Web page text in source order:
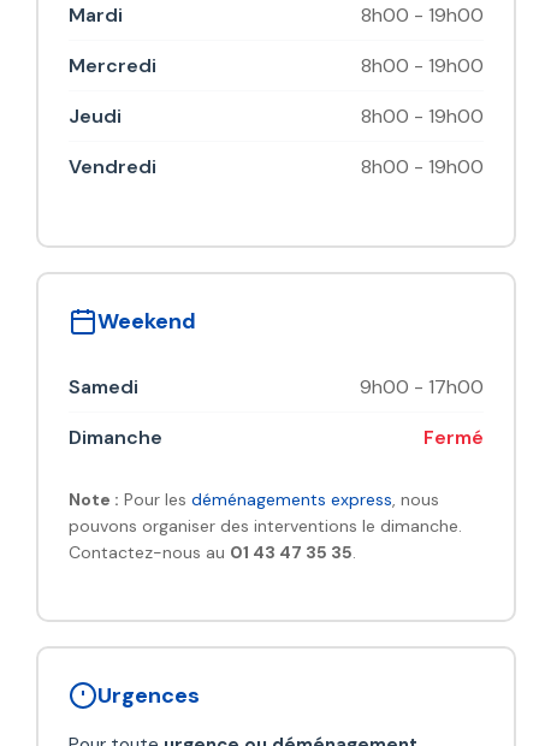
Mardi
8h00 - 19h00
Mercredi
8h00 - 19h00
Jeudi
8h00 - 19h00
Vendredi
8h00 - 19h00
Weekend
Samedi
9h00 - 17h00
Dimanche
Fermé
Note : Pour les déménagements express, nous
pouvons organiser des interventions le dimanche.
Contactez-nous au 01 43 47 35 35.
Urgences